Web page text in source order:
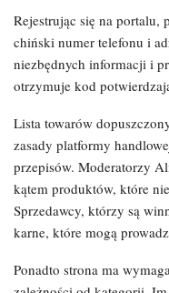
Rejestrując się na portalu,
chiński numer telefonu i
niezbędnych informacji i
otrzymuje kod
Lista towarów
zasady platformy
przepisów. Moderatorzy
kątem produktów, które
Sprzedawcy, którzy są
karne, które mogą
Ponadto strona ma